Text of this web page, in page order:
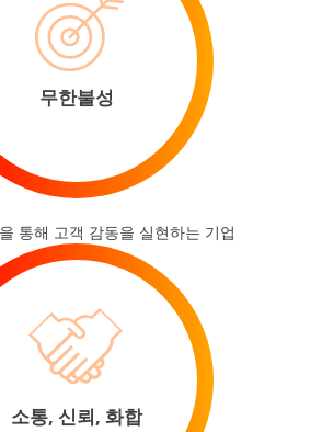
무한불성
통해 고객 감동을 실현하는 기업
소통, 신뢰, 화합